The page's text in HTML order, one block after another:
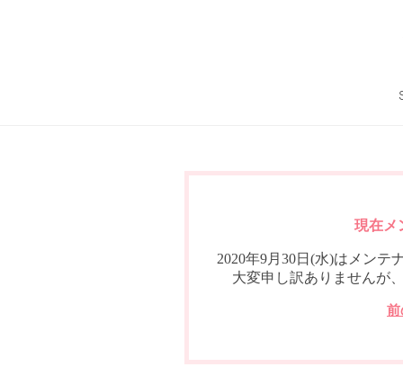
現在メ
2020年9月30日(水)はメンテ
大変申し訳ありませんが
前